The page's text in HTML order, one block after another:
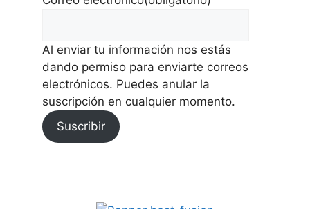
Al enviar tu información nos estás
dando permiso para enviarte correos
electrónicos. Puedes anular la
suscripción en cualquier momento.
Suscribir